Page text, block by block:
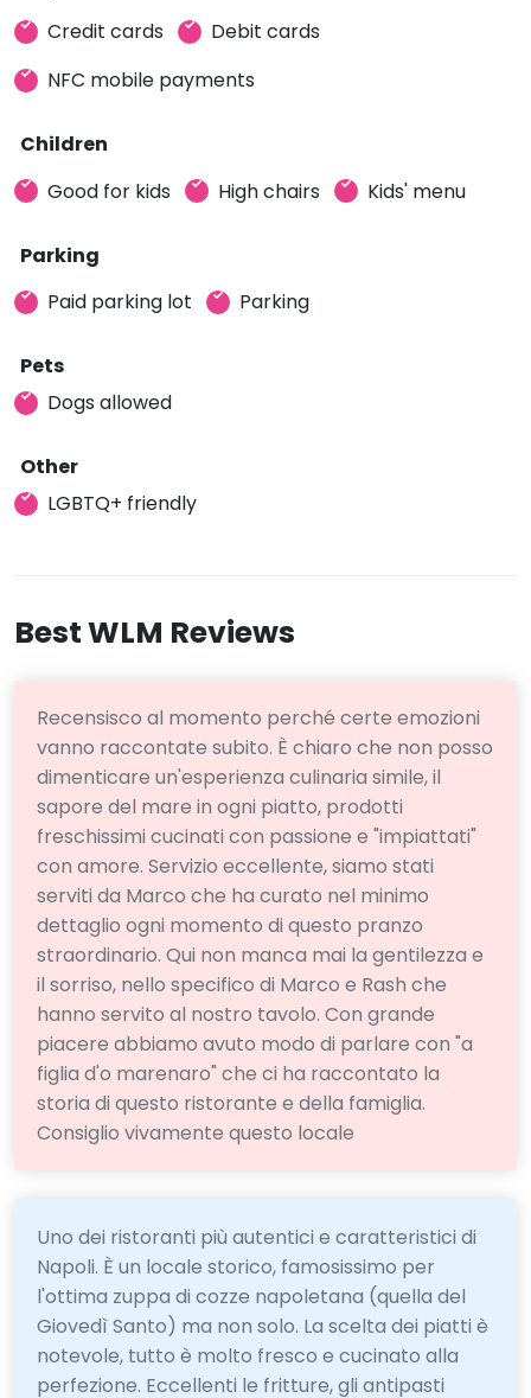
Credit cards
Debit cards
NFC mobile payments
Children
Good for kids
High chairs Kids' menu
Parking
Paid parking lot
Parking
Pets
Dogs allowed
Other
LGBTQ+ friendly
Best WLM Reviews
Recensisco al momento perché certe emozioni
vanno raccontate subito. È chiaro che non posso
dimenticare un'esperienza culinaria simile, il
sapore del mare in ogni piatto, prodotti
freschissimi cucinati con passione e "impiattati"
con amore. Servizio eccellente, siamo stati
serviti da Marco che ha curato nel minimo
dettaglio ogni momento di questo pranzo
straordinario. Qui non manca mai la gentilezza e
il sorriso, nello specifico di Marco e Rash che
hanno servito al nostro tavolo. Con grande
piacere abbiamo avuto modo di parlare con "a
figlia d'o marenaro" che ci ha raccontato la
storia di questo ristorante e della famiglia.
Consiglio vivamente questo locale
Uno dei ristoranti più autentici e caratteristici di
Napoli. È un locale storico, famosissimo per
l'ottima zuppa di cozze napoletana (quella del
Giovedì Santo) ma non solo. La scelta dei piatti è
notevole, tutto è molto fresco e cucinato alla
perfezione. Eccellenti le fritture, gli antipasti